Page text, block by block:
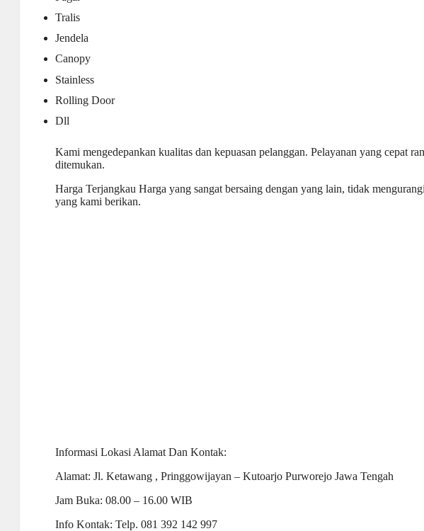
Tralis
Jendela
Canopy
Stainless
Rolling Door
Dll
Kami mengedepankan kualitas dan kepuasan pelanggan. Pelayanan yang cepat
ditemukan.
Harga Terjangkau Harga yang sangat bersaing dengan yang lain, tidak
yang kami berikan.
Informasi Lokasi Alamat Dan Kontak:
Alamat: Jl. Ketawang , Pringgowijayan – Kutoarjo Purworejo Jawa Tengah
Jam Buka: 08.00 – 16.00 WIB
Info Kontak: Telp. 081 392 142 997